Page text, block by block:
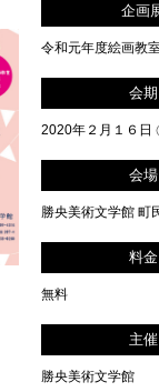
企画
令和元年度絵画教
会期
2020年２月１６日
会場
勝央美術文学館 町
料金
無料
主催
勝央美術文学館